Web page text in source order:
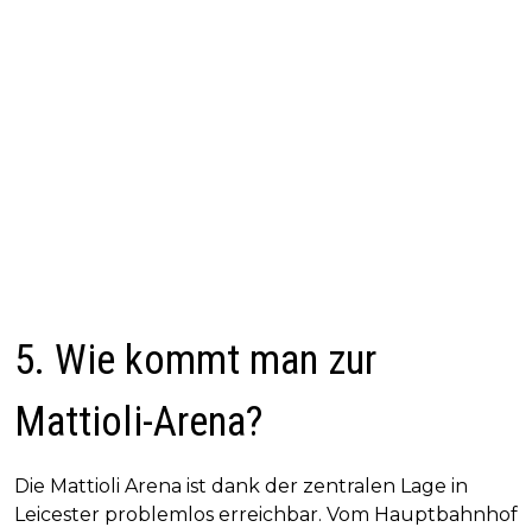
5. Wie kommt man zur
Mattioli-Arena?
Die Mattioli Arena ist dank der zentralen Lage in
Leicester problemlos erreichbar. Vom Hauptbahnhof